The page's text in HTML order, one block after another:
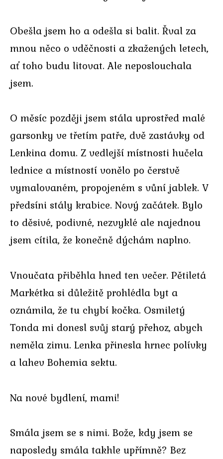
Obešla jsem ho a odešla si balit. Řval za
mnou něco o vděčnosti a zkažených letech,
ať toho budu litovat. Ale neposlouchala
jsem.
O měsíc později jsem stála uprostřed malé
garsonky ve třetím patře, dvě zastávky od
Lenkina domu. Z vedlejší místnosti hučela
lednice a místností vonělo po čerstvě
vymalovaném, propojeném s vůní jablek. V
předsíni stály krabice. Nový začátek. Bylo
to děsivé, podivné, nezvyklé ale najednou
jsem cítila, že konečně dýchám naplno.
Vnoučata přiběhla hned ten večer. Pětiletá
Markétka si důležitě prohlédla byt a
oznámila, že tu chybí kočka. Osmiletý
Tonda mi donesl svůj starý přehoz, abych
neměla zimu. Lenka přinesla hrnec polívky
a lahev Bohemia sektu.
Na nové bydlení, mami!
Smála jsem se s nimi. Bože, kdy jsem se
naposledy smála takhle upřímně? Bez